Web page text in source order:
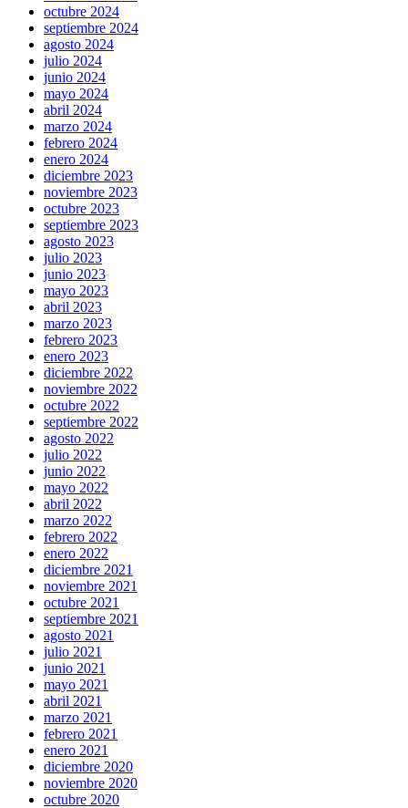
octubre 2024
septiembre 2024
agosto 2024
julio 2024
junio 2024
mayo 2024
abril 2024
marzo 2024
febrero 2024
enero 2024
diciembre 2023
noviembre 2023
octubre 2023
septiembre 2023
agosto 2023
julio 2023
junio 2023
mayo 2023
abril 2023
marzo 2023
febrero 2023
enero 2023
diciembre 2022
noviembre 2022
octubre 2022
septiembre 2022
agosto 2022
julio 2022
junio 2022
mayo 2022
abril 2022
marzo 2022
febrero 2022
enero 2022
diciembre 2021
noviembre 2021
octubre 2021
septiembre 2021
agosto 2021
julio 2021
junio 2021
mayo 2021
abril 2021
marzo 2021
febrero 2021
enero 2021
diciembre 2020
noviembre 2020
octubre 2020